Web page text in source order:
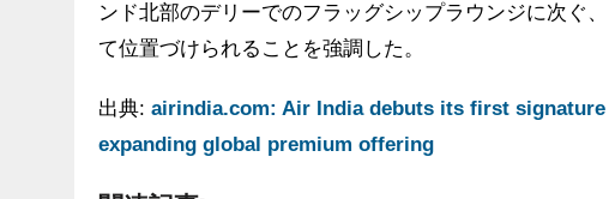
ンド北部のデリーでのフラッグシップラウンジに次ぐ
て位置づけられることを強調した。
出典: airindia.com: Air India debuts its first signature
expanding global premium offering